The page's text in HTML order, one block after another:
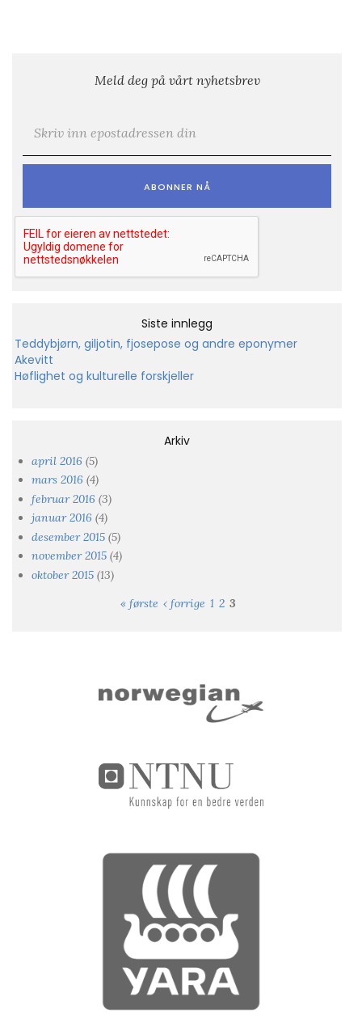
Meld deg på vårt nyhetsbrev
Siste innlegg
Teddybjørn, giljotin, fjosepose og andre eponymer
Akevitt
Høflighet og kulturelle forskjeller
Arkiv
april 2016 (5)
mars 2016 (4)
februar 2016 (3)
januar 2016 (4)
desember 2015 (5)
november 2015 (4)
oktober 2015 (13)
« første ‹ forrige 1 2 3